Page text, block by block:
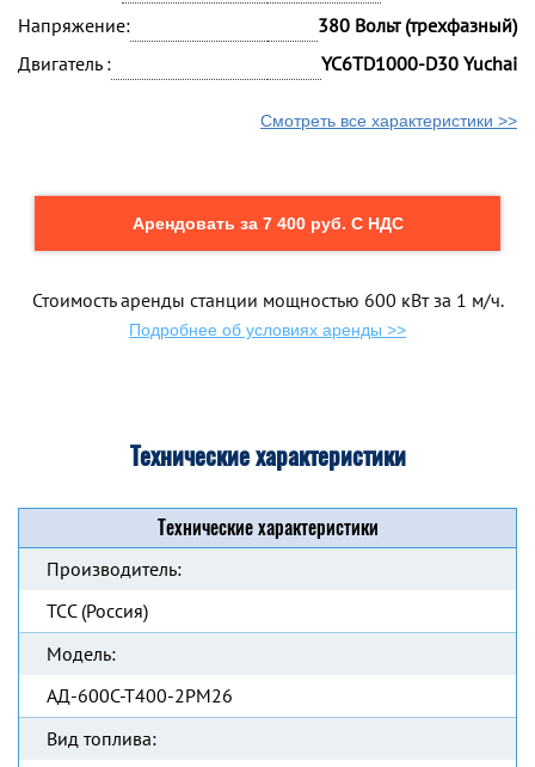
Напряжение:
380 Вольт (трехфазный)
Двигатель :
YC6TD1000-D30 Yuchai
Смотреть все характеристики >>
Арендовать за 7 400 руб. С НДС
Стоимость аренды станции мощностью 600 кВт за 1 м/ч.
Подробнее об условиях аренды >>
Технические характеристики
Технические характеристики
Производитель:
ТСС (Россия)
Модель:
АД-600С-Т400-2РМ26
Вид топлива: